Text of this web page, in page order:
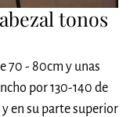
tonos
70 - 80cm y unas
por 130-140 de
en su parte superior